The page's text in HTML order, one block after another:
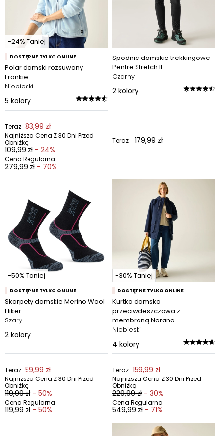
-24% Taniej
DOSTĘPNE TYLKO ONLINE
Polar damski rozsuwany
Frankie
Niebieski
5 kolory
Teraz 83,99 zł
Najniższa Cena Z 30 Dni Przed
Obniżką
109,99 zł - 24%
Cena Regularna
279,99 zł - 70%
Spodnie damskie trekkingowe
Pentre Stretch II
Czarny
2 kolory
Teraz 179,99 zł
-50% Taniej
DOSTĘPNE TYLKO ONLINE
Skarpety damskie Merino Wool
Hiker
Szary
2 kolory
Teraz 59,99 zł
Najniższa Cena Z 30 Dni Przed
Obniżką
119,99 zł - 50%
Cena Regularna
119,99 zł - 50%
-30% Taniej
DOSTĘPNE TYLKO ONLINE
Kurtka damska
przeciwdeszczowa z
membraną Norana
Niebieski
4 kolory
Teraz 159,99 zł
Najniższa Cena Z 30 Dni Przed
Obniżką
229,99 zł - 30%
Cena Regularna
549,99 zł - 71%